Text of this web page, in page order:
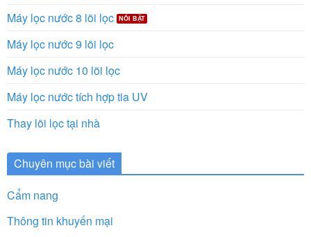
Máy lọc nước 8 lõi lọc
Máy lọc nước 9 lõi lọc
Máy lọc nước 10 lõi lọc
Máy lọc nước tích hợp tia UV
Thay lõi lọc tại nhà
Chuyên mục bài viết
Cẩm nang
Thông tin khuyến mại